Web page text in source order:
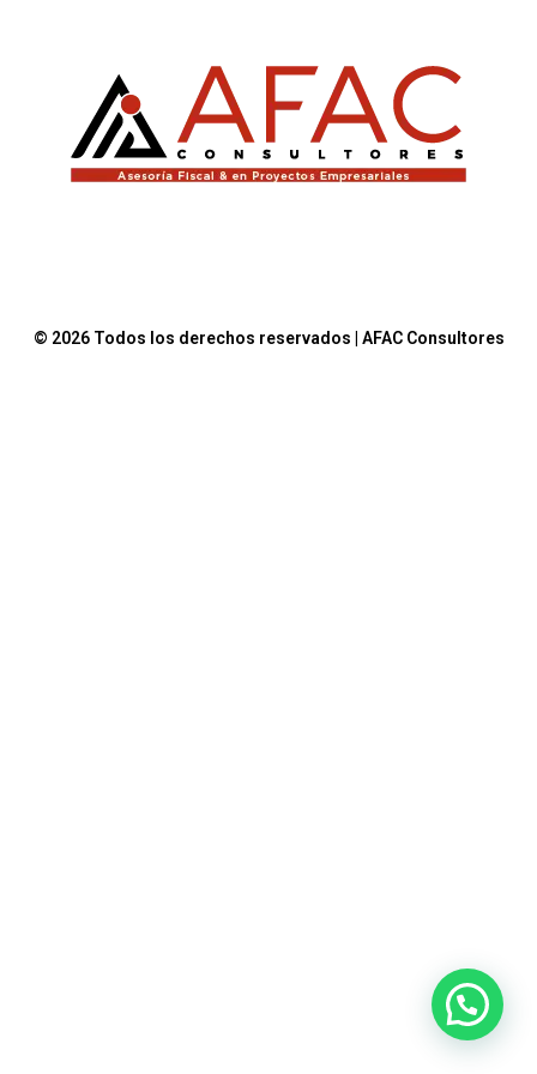
© 2026 Todos los derechos reservados | AFAC Consultores